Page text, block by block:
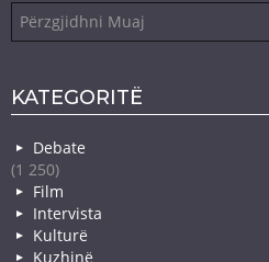
KATEGORITË
Debate
(1 250)
Film
Intervista
Kulturë
Kuzhinë